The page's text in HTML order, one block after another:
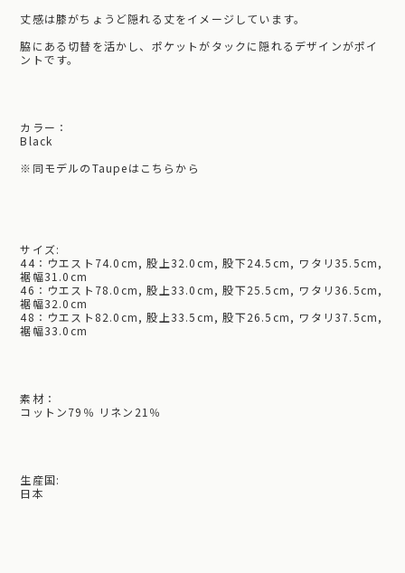
丈感は膝がちょうど隠れる丈をイメージしています。
脇にある切替を活かし、ポケットがタックに隠れるデザインがポイ
ントです。
カラー：
Black
※ 同モデルのTaupeはこちらから
サイズ:
44：ウエスト74.0cm, 股上32.0cm, 股下24.5cm, ワタリ35.5cm,
裾幅31.0cm
46：ウエスト78.0cm, 股上33.0cm, 股下25.5cm, ワタリ36.5cm,
裾幅32.0cm
48：ウエスト82.0cm, 股上33.5cm, 股下26.5cm, ワタリ37.5cm,
裾幅33.0cm
素材：
コットン79％ リネン21％
生産国:
日本